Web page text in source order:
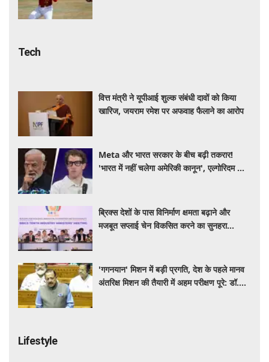
Tech
वित्त मंत्री ने यूपीआई शुल्क संबंधी दावों को किया
खारिज, जयराम रमेश पर अफवाह फैलाने का आरोप
Meta और भारत सरकार के बीच बढ़ी तकरार!
'भारत में नहीं चलेगा अमेरिकी कानून', एल्गोरिदम को
ब्रिक्स देशों के पास विनिर्माण क्षमता बढ़ाने और
मजबूत सप्लाई चेन विकसित करने का सुनहरा
'गगनयान' मिशन में बड़ी प्रगति, देश के पहले मानव
अंतरिक्ष मिशन की तैयारी में अहम परीक्षण पूरे: डॉ.
Lifestyle